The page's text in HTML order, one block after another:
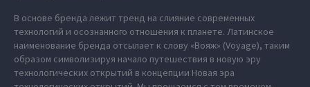
В основе бренда лежит тренд на слияние современных
технологий и осознанного отношения к планете. Латинское
наименование бренда отсылает к слову «Вояж» (Voyage), таким
образом символизируя начало путешествия в новую эру
технологических открытий в концепции Новая эра